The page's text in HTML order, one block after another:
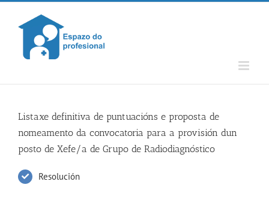
Skip
content
Listaxe definitiva de puntuacións e proposta de
nomeamento da convocatoria para a provisión dun
posto de Xefe/a de Grupo de Radiodiagnóstico
Resolución